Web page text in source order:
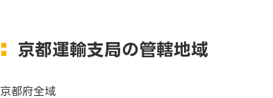
京都運輸支局の管轄地域
京都府全域